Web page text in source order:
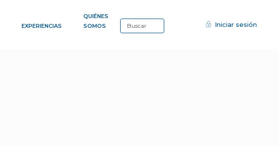
EXPERIENCIAS
QUIÉNES
SOMOS
Iniciar sesión